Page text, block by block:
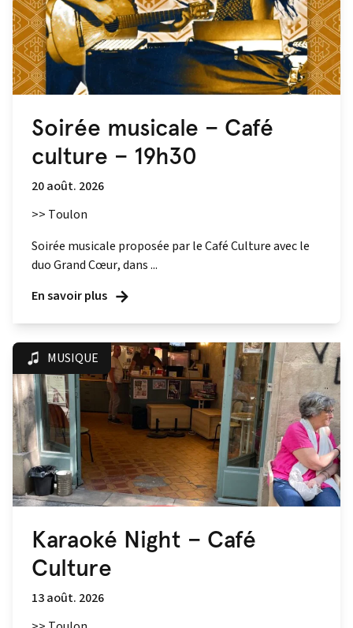
Soirée musicale – Café
culture – 19h30
20 août. 2026
>> Toulon
Soirée musicale proposée par le Café Culture avec le
duo Grand Cœur, dans ...
En savoir plus
MUSIQUE
Karaoké Night – Café
Culture
13 août. 2026